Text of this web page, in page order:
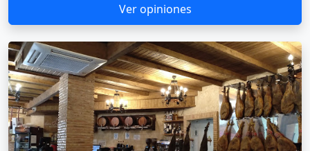
Ver opiniones